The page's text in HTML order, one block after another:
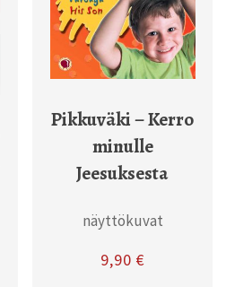
Pikkuväki – Kerro
minulle
Jeesuksesta
näyttökuvat
9,90 €